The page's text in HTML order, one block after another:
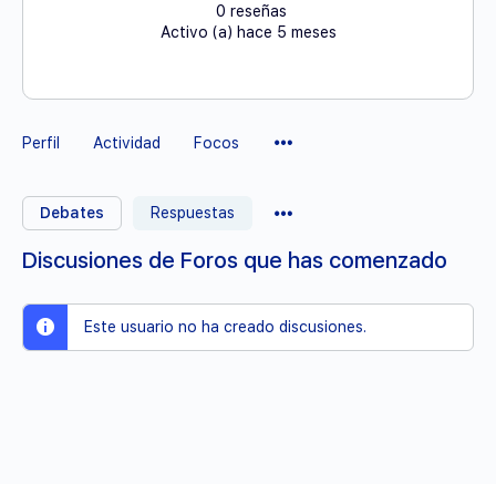
0 reseñas
Activo (a) hace 5 meses
Perfil Actividad Focos
Debates Respuestas
Discusiones de Foros que has comenzado
Este usuario no ha creado discusiones.